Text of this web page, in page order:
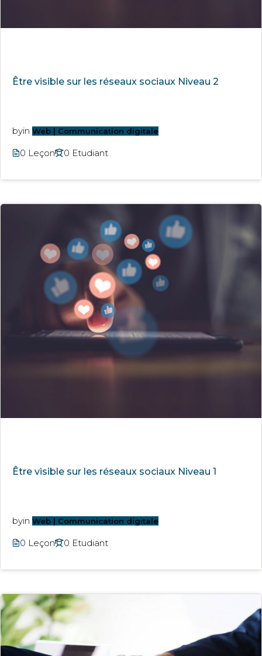
Être visible sur les réseaux sociaux Niveau 2
byin Web | Communication digitale
0 Leçon 0 Etudiant
Être visible sur les réseaux sociaux Niveau 1
byin Web | Communication digitale
0 Leçon 0 Etudiant